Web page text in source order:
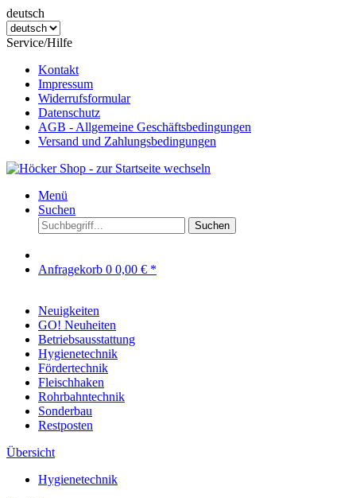
deutsch
Service/Hilfe
Kontakt
Impressum
Widerrufsformular
Datenschutz
AGB - Allgemeine Geschäftsbedingungen
Versand und Zahlungsbedingungen
Menü
Suchen
Suchen
Anfragekorb 0 0,00 € *
Neuigkeiten
GO! Neuheiten
Betriebsausstattung
Hygienetechnik
Fördertechnik
Fleischhaken
Rohrbahntechnik
Sonderbau
Restposten
Übersicht
Hygienetechnik